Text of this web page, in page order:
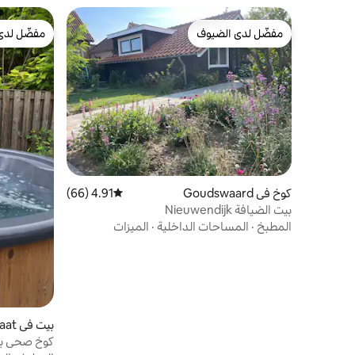
السوبر ماركت قريبة جدًا. توجد متاجر وتراسات
مريحة حول الكنيسة. الشاطئ واسع ورائع مع
عدد من النوادي الشاطئية الرائعة. محطة
الحافلات مجاورة للحديقة. مواقف السيارات
مجانية في شارع المحطة، بجوار الشقة مباشرة.
مفضّل لدى الضيوف
مفضّل لدى الضيوف
كوخ في Goudswaard متوسط التقييم 4.91 من 5، 66 مراجعات
4.91 (66)
بيت الضيافة Nieuwendijk
المطبخ · المساحات الداخلية · الميزات
مفضّل
مفضّل
بيت في Ooltgensplaat
كوخ صحي